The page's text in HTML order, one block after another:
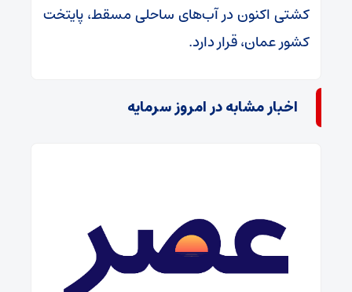
کشتی اکنون در آب‌های ساحلی مسقط، پایتخت
کشور عمان، قرار دارد.
اخبار مشابه در امروز سرمایه